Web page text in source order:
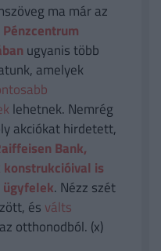
ma már az
Pénzcentrum
ugyanis több
amelyek
lehetnek. Nemrég
akciókat hirdetett,
Bank,
konstrukcióival is
. Nézz szét
és válts
otthonodból. (x)